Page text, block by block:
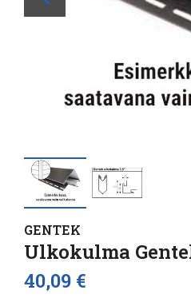
GENTEK
Ulkokulma
40,09 €